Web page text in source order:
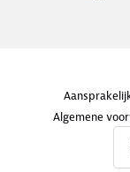
Algemene